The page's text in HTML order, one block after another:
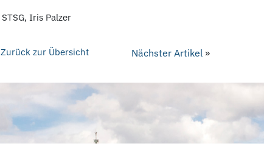
Iris Palzer
Zurück zur Übersicht Nächster Artikel»